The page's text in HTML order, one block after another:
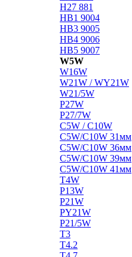
H27 881
HB1 9004
HB3 9005
HB4 9006
HB5 9007
W5W
W16W
W21W / WY21W
W21/5W
P27W
P27/7W
C5W / C10W
C5W/C10W 31мм
C5W/C10W 36мм
C5W/C10W 39мм
C5W/C10W 41мм
T4W
P13W
P21W
PY21W
P21/5W
T3
T4.2